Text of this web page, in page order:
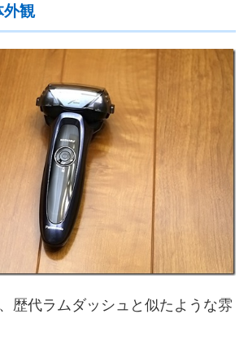
外観
歴代ラムダッシュと似たような雰